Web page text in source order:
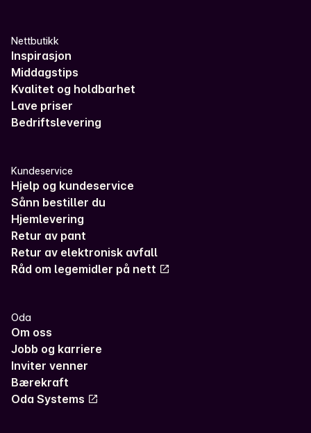
Nettbutikk
Inspirasjon
Middagstips
Kvalitet og holdbarhet
Lave priser
Bedriftslevering
Kundeservice
Hjelp og kundeservice
Sånn bestiller du
Hjemlevering
Retur av pant
Retur av elektronisk avfall
Råd om legemidler på nett
Oda
Om oss
Jobb og karriere
Inviter venner
Bærekraft
Oda Systems